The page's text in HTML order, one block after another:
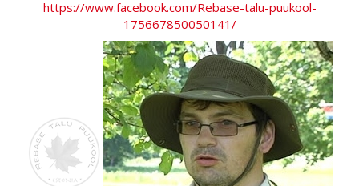
https://www.facebook.com/Rebase-talu-puukool-
175667850050141/